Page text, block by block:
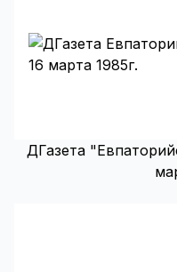
ДГазета